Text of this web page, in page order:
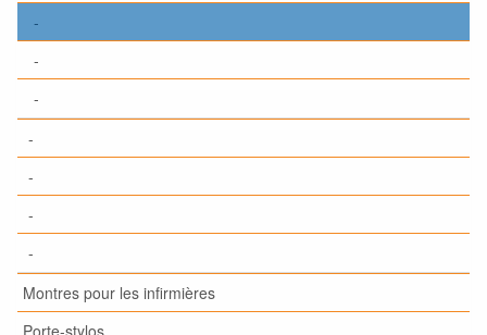
-
-
-
-
-
-
-
Montres pour les infirmières
Porte-stylos